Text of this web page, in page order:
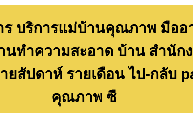
บริการแม่บ้านคุณภาพ มือ
นทำความสะอาด บ้าน สำนัก
ยสัปดาห์ รายเดือน ไป-กลับ
คุณภาพ ซื